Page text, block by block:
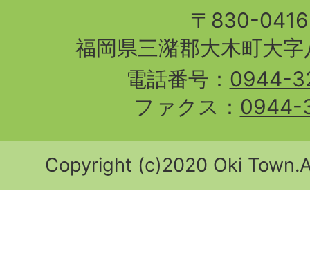
〒830-
福岡県三潴郡大木町大
電話番号： 0944-
ファクス： 0944-
Copyright (c)2020 Oki